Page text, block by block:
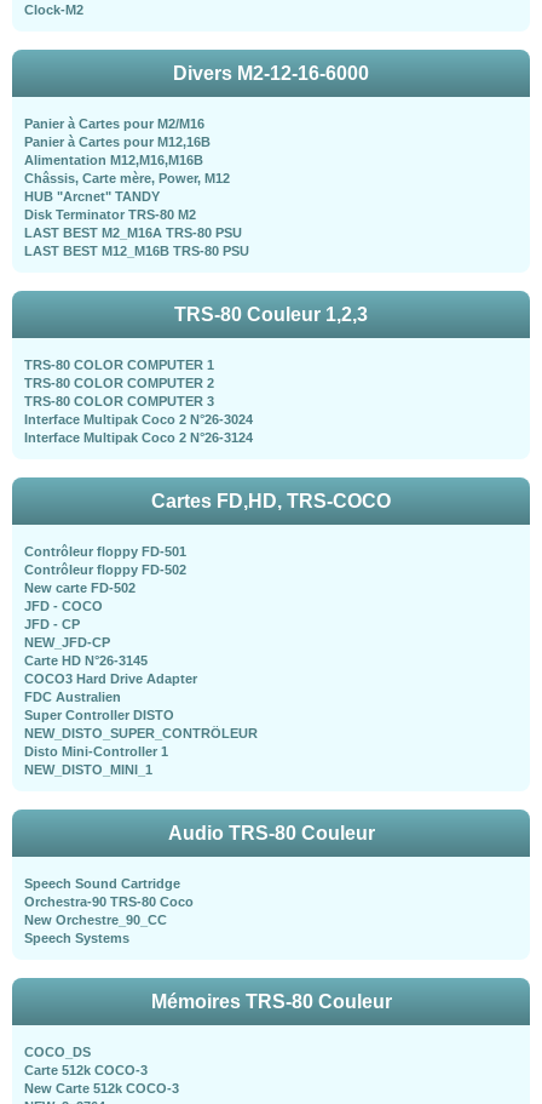
Clock-M2
Divers M2-12-16-6000
Panier à Cartes pour M2/M16
Panier à Cartes pour M12,16B
Alimentation M12,M16,M16B
Châssis, Carte mère, Power, M12
HUB "Arcnet" TANDY
Disk Terminator TRS-80 M2
LAST BEST M2_M16A TRS-80 PSU
LAST BEST M12_M16B TRS-80 PSU
TRS-80 Couleur 1,2,3
TRS-80 COLOR COMPUTER 1
TRS-80 COLOR COMPUTER 2
TRS-80 COLOR COMPUTER 3
Interface Multipak Coco 2 N°26-3024
Interface Multipak Coco 2 N°26-3124
Cartes FD,HD, TRS-COCO
Contrôleur floppy FD-501
Contrôleur floppy FD-502
New carte FD-502
JFD - COCO
JFD - CP
NEW_JFD-CP
Carte HD N°26-3145
COCO3 Hard Drive Adapter
FDC Australien
Super Controller DISTO
NEW_DISTO_SUPER_CONTRÖLEUR
Disto Mini-Controller 1
NEW_DISTO_MINI_1
Audio TRS-80 Couleur
Speech Sound Cartridge
Orchestra-90 TRS-80 Coco
New Orchestre_90_CC
Speech Systems
Mémoires TRS-80 Couleur
COCO_DS
Carte 512k COCO-3
New Carte 512k COCO-3